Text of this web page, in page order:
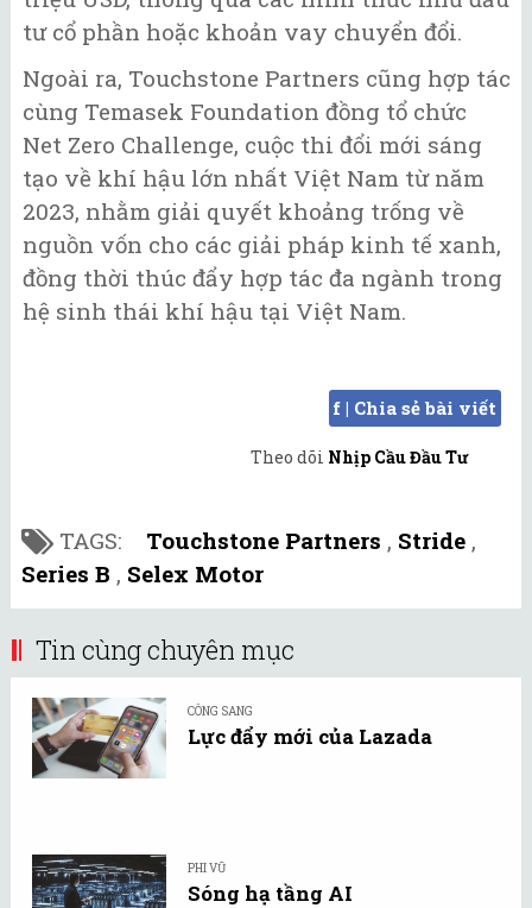
tư cổ phần hoặc khoản vay chuyển đổi.
Ngoài ra, Touchstone Partners cũng hợp tác
cùng Temasek Foundation đồng tổ chức
Net Zero Challenge, cuộc thi đổi mới sáng
tạo về khí hậu lớn nhất Việt Nam từ năm
2023, nhằm giải quyết khoảng trống về
nguồn vốn cho các giải pháp kinh tế xanh,
đồng thời thúc đẩy hợp tác đa ngành trong
hệ sinh thái khí hậu tại Việt Nam.
f | Chia sẻ bài viết
Theo dõi Nhịp Cầu Đầu Tư
TAGS: Touchstone Partners , Stride ,
Series B , Selex Motor
Tin cùng chuyên mục
CÔNG SANG
Lực đẩy mới của Lazada
PHI VŨ
Sóng hạ tầng AI